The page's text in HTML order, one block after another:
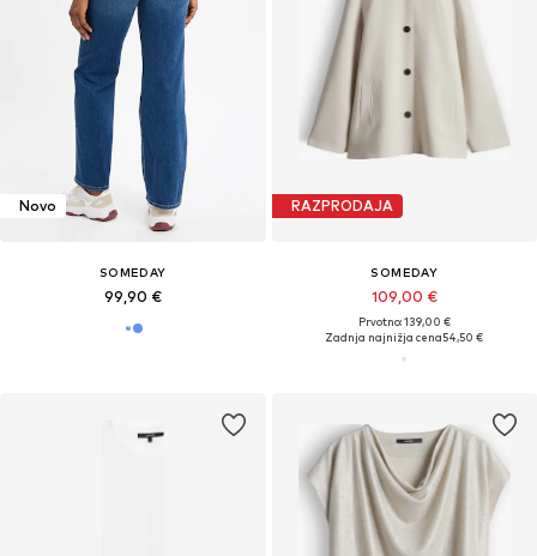
Novo
SOMEDAY
99,90 €
RAZPRODAJA
SOMEDAY
109,00 €
Prvotno: 139,00 €
Zadnja najnižja cena54,50 €